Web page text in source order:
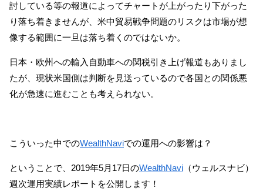
討している等の報道によってチャートが上がったり下がった
り落ち着きませんが、米中貿易戦争問題のリスクは市場が想
像する範囲に一旦は落ち着くのではないか。
日本・欧州への輸入自動車への関税引き上げ報道もありまし
たが、現状米国側は判断を見送っているので各国との関係悪
化が急速に進むことも考えられない。
こういった中でのWealthNaviでの運用への影響は？
ということで、2019年5月17日のWealthNavi （ウェルスナビ）
週次運用実績レポートを公開します！